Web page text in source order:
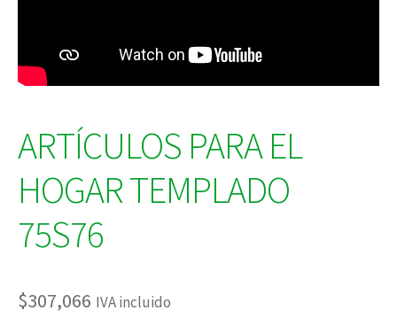
ARTÍCULOS PARA EL
HOGAR TEMPLADO
75S76
$307,066 IVA incluido